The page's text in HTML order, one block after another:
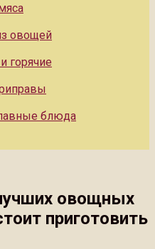
овощей
горячие
блюда
овощных
приготовить